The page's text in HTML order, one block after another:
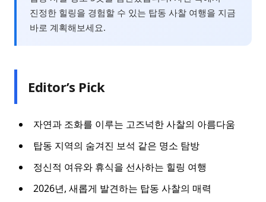
진정한 힐링을 경험할 수 있는 탑동 사찰 여행을 지금
바로 계획해보세요.
Editor’s Pick
자연과 조화를 이루는 고즈넉한 사찰의 아름다움
탑동 지역의 숨겨진 보석 같은 명소 탐방
정신적 여유와 휴식을 선사하는 힐링 여행
2026년, 새롭게 발견하는 탑동 사찰의 매력